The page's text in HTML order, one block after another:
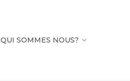
QUI SOMMES NOUS?